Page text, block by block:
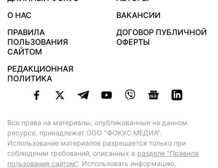
О НАС
ВАКАНСИИ
ПРАВИЛА
ПОЛЬЗОВАНИЯ
САЙТОМ
ДОГОВОР ПУБЛИЧНОЙ
ОФЕРТЫ
РЕДАКЦИОННАЯ
ПОЛИТИКА
Все права на материалы, опубликованные на данном
ресурсе, принадлежат ООО "ФОКУС МЕДИА".
Использование материалов разрешается только при
соблюдении требований, описанных в разделе "Правила
пользования сайтом". Использовать информацию,